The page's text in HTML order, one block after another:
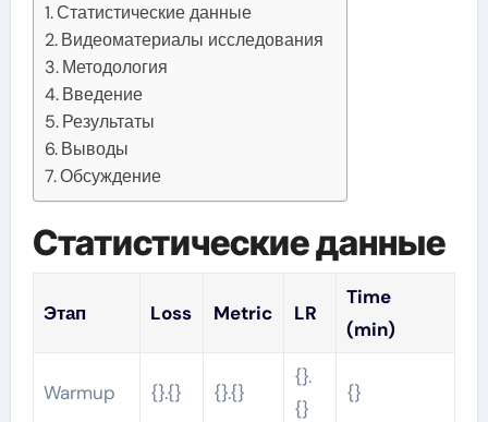
Статистические данные
Видеоматериалы исследования
Методология
Введение
Результаты
Выводы
Обсуждение
Статистические данные
Этап Loss Metric LR
Time
(min)
Warmup {}.{} {}.{}
{}.
{}
{}